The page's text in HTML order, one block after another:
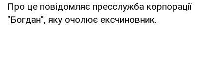
Про це повідомляє пресслужба корпорації
"Богдан", яку очолює ексчиновник.